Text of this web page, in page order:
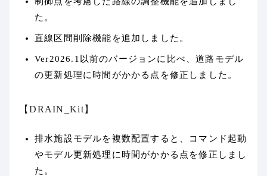
た。
直線区間削除機能を追加しました。
Ver2026.1以前のバージョンに比べ、道路モデル
の更新処理に時間がかかる点を修正しました。
【DRAIN_Kit】
排水施設モデルを複数配置すると、コマンド起動
やモデル更新処理に時間がかかる点を修正しまし
た。